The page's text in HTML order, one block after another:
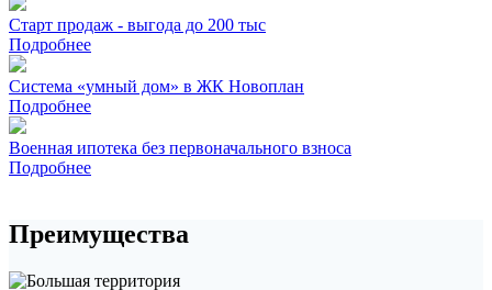
Старт продаж - выгода до 200 тыс
Подробнее
Система «умный дом» в ЖК Новоплан
Подробнее
Военная ипотека без первоначального взноса
Подробнее
Преимущества